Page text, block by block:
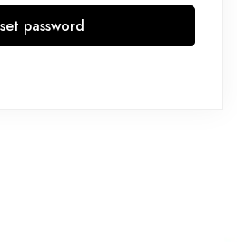
password